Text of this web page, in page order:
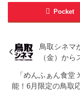
Pocket
鳥取シネマ
（金）か
「めんふぁん食
能！6月限定の鳥取